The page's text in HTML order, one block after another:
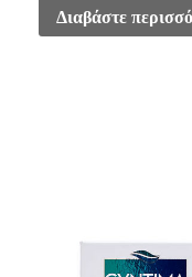
Διαβάστε